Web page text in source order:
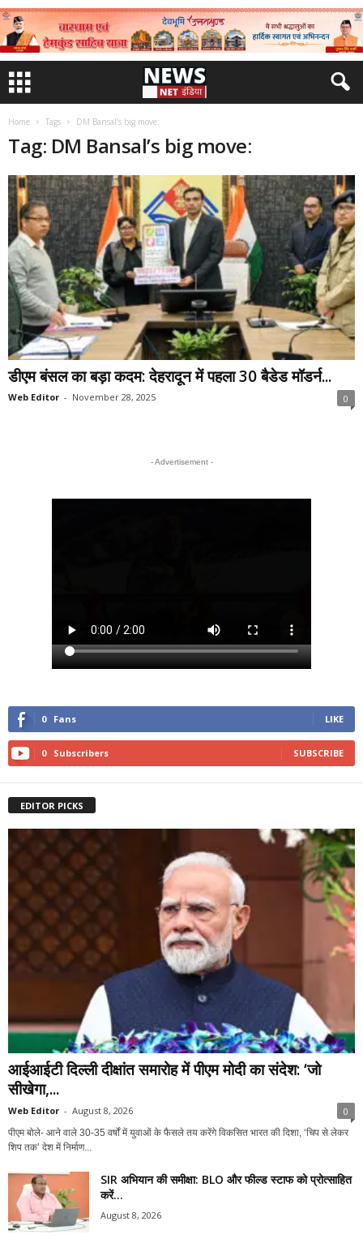
Home Tags DM Bansal’s big move:
Tag: DM Bansal’s big move:
डीएम बंसल का बड़ा कदम: देहरादून में पहला 30 बैडेड मॉडर्न...
Web Editor - November 28, 2025 0
- Advertisement -
0 Fans LIKE
0 Subscribers SUBSCRIBE
EDITOR PICKS
आईआईटी दिल्ली दीक्षांत समारोह में पीएम मोदी का संदेश: ‘जो
सीखेगा,...
Web Editor - August 8, 2026 0
पीएम बोले- आने वाले 30-35 वर्षों में युवाओं के फैसले तय करेंगे विकसित भारत की दिशा, ‘चिप से लेकर
शिप तक’ देश में निर्माण...
SIR अभियान की समीक्षा: BLO और फील्ड स्टाफ को प्रोत्साहित
करें...
August 8, 2026